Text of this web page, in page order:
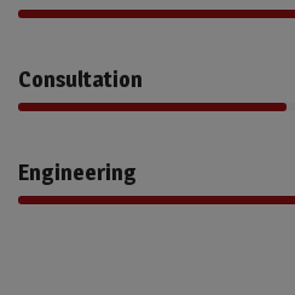
Consultation
Engineering